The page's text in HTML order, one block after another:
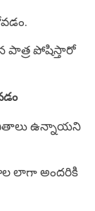
పాత్ర పోషిస్తారో
ఉన్నాయని
లాగా అందరికి